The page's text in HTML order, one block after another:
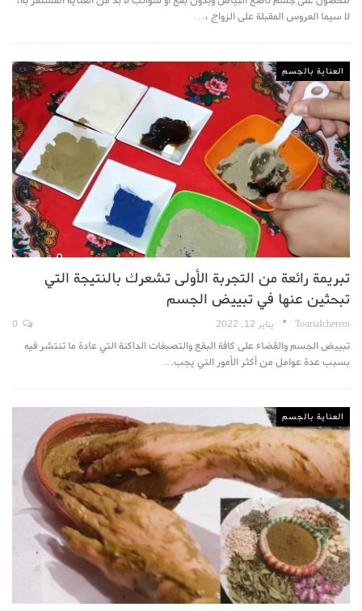
لا سيما العروس المقبلة على الزواج ،…
العناية بالجسم
تبريمة رائعة من التجربة الأولى تشعرك بالنتيجة التي
تبحثين عنها في تبييض الجسم
TouriaIcherem يناير 12, 2022
تبييض الجسم والقضاء على كافة البقع والتصبغات الداكنة التي عادة ما تنتشر فيه
بسبب عدة عوامل من أكثر الأمور التي يجب…
العناية بالجسم